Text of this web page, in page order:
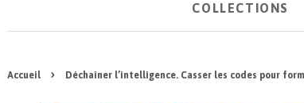
COLLECTIONS
Accueil › Déchaîner l’intelligence. Casser les codes pour